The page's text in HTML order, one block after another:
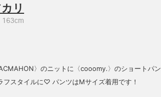
リ
163cm
〉のニットに〈cooomy.〉のショートパン
フスタイルに♡ パンツはMサイズ着用です！